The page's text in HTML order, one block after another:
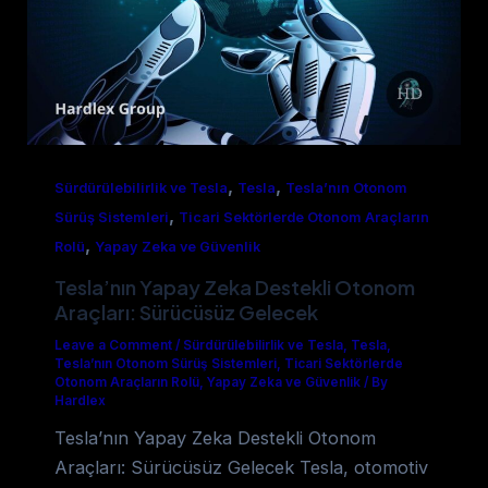
Sürdürülebilirlik ve Tesla, Tesla, Tesla’nın Otonom
Sürüş Sistemleri, Ticari Sektörlerde Otonom Araçların
Rolü, Yapay Zeka ve Güvenlik
Tesla’nın Yapay Zeka Destekli Otonom
Araçları: Sürücüsüz Gelecek
Leave a Comment / Sürdürülebilirlik ve Tesla, Tesla,
Tesla’nın Otonom Sürüş Sistemleri, Ticari Sektörlerde
Otonom Araçların Rolü, Yapay Zeka ve Güvenlik/ By
Hardlex
Tesla’nın Yapay Zeka Destekli Otonom
Araçları: Sürücüsüz Gelecek Tesla, otomotiv